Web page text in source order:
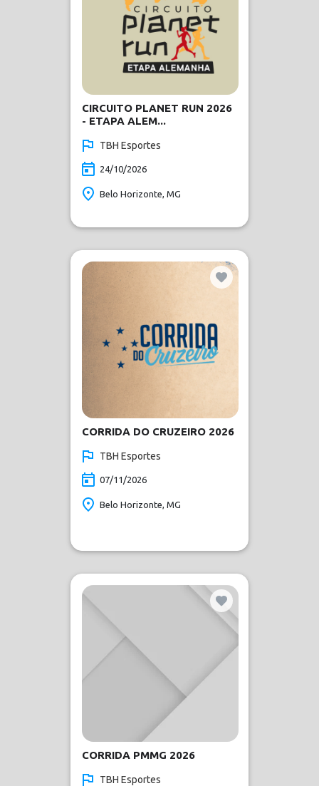
CIRCUITO PLANET RUN 2026
- ETAPA ALEM...
TBH Esportes
24/10/2026
Belo Horizonte, MG
CORRIDA DO CRUZEIRO 2026
TBH Esportes
07/11/2026
Belo Horizonte, MG
CORRIDA PMMG 2026
TBH Esportes